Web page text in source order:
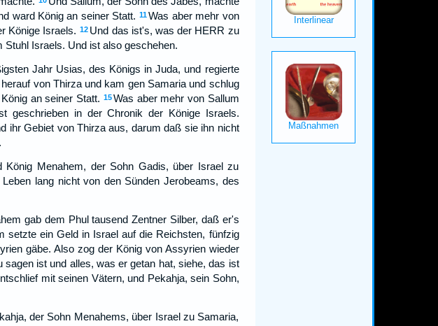
ward König an seiner Statt. 11 Was aber mehr von
Könige Israels. 12 Und das ist's, was der HERR zu
Israels. Und ist also geschehen.
Jahr Usias, des Königs in Juda, und regierte
von Thirza und kam gen Samaria und schlug
an seiner Statt. 15Was aber mehr von Sallum
geschrieben in der Chronik der Könige Israels.
ihr Gebiet von Thirza aus, darum daß sie ihn nicht
Menahem, der Sohn Gadis, über Israel zu
lang nicht von den Sünden Jerobeams, des
gab dem Phul tausend Zentner Silber, daß er's
setzte ein Geld in Israel auf die Reichsten, fünfzig
gäbe. Also zog der König von Assyrien wieder
ist und alles, was er getan hat, siehe, das ist
mit seinen Vätern, und Pekahja, sein Sohn,
der Sohn Menahems, über Israel zu Samaria,